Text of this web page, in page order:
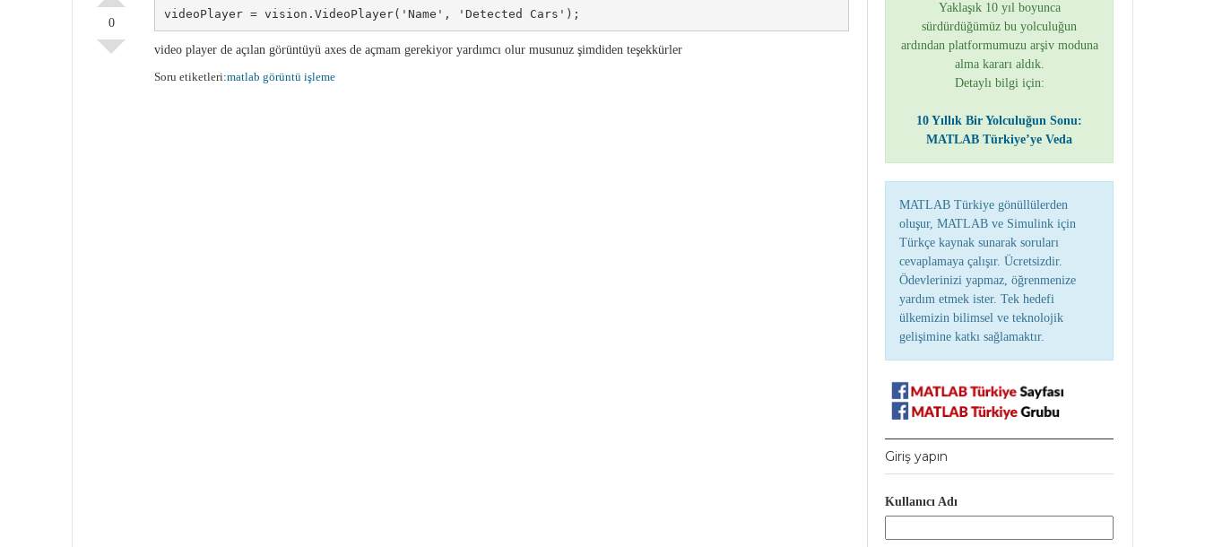
0
videoPlayer = vision.VideoPlayer('Name', 'Detected Cars');
video player de açılan görüntüyü axes de açmam gerekiyor yardımcı olur musunuz şimdiden teşekkürler
Soru etiketleri:matlab görüntü işleme
Yaklaşık 10 yıl boyunca
sürdürdüğümüz bu yolculuğun
ardından platformumuzu arşiv moduna
alma kararı aldık.
Detaylı bilgi için:
10 Yıllık Bir Yolculuğun Sonu:
MATLAB Türkiye’ye Veda
MATLAB Türkiye gönüllülerden
oluşur, MATLAB ve Simulink için
Türkçe kaynak sunarak soruları
cevaplamaya çalışır. Ücretsizdir.
Ödevlerinizi yapmaz, öğrenmenize
yardım etmek ister. Tek hedefi
ülkemizin bilimsel ve teknolojik
gelişimine katkı sağlamaktır.
Giriş yapın
Kullanıcı Adı